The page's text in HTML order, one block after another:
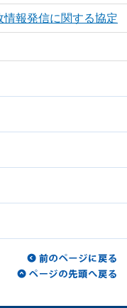
情報発信に関する協定